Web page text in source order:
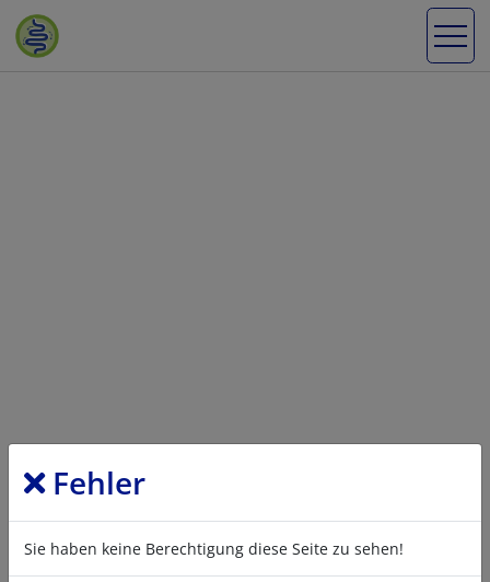
Fehler
Sie haben keine Berechtigung diese Seite zu sehen!